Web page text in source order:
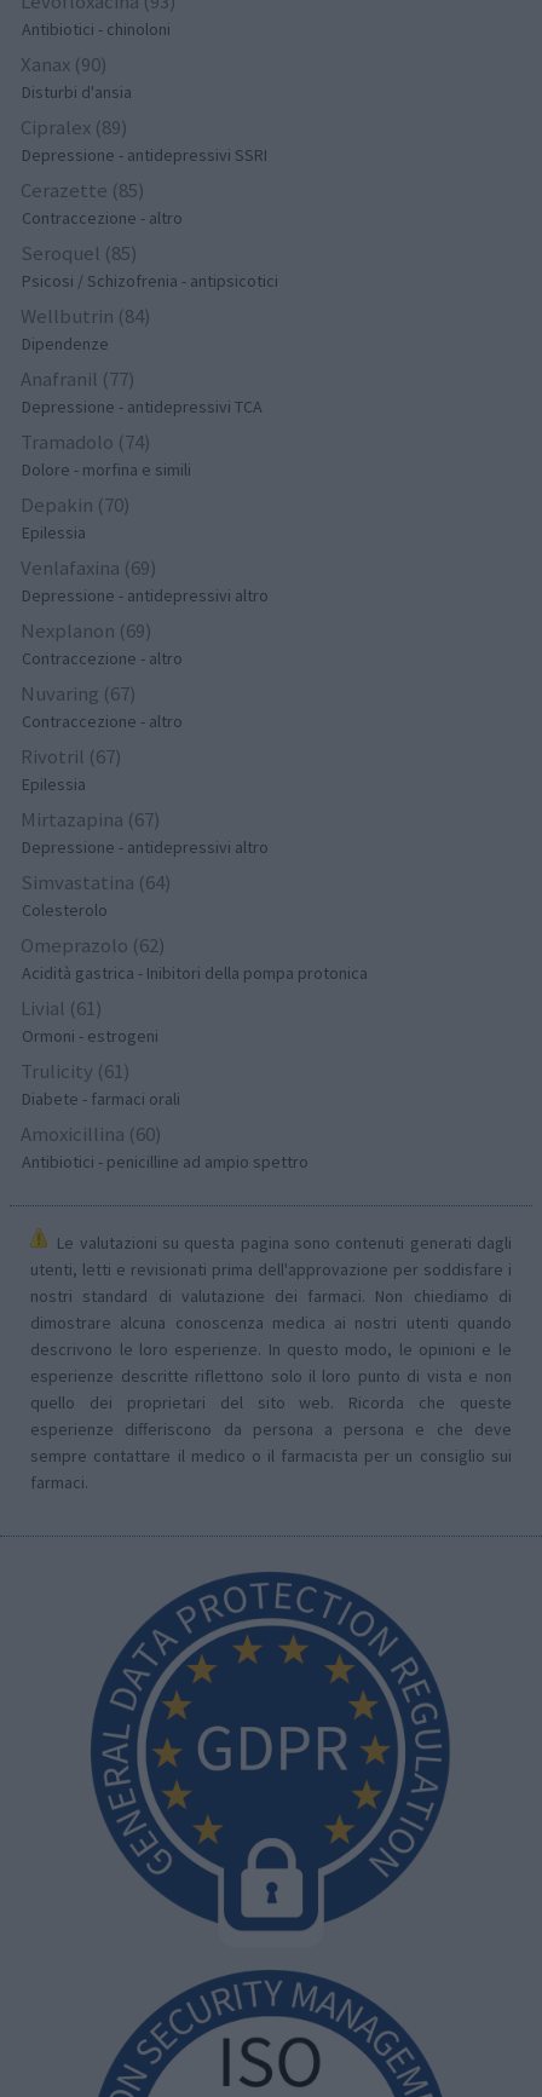
Antibiotici - chinoloni
Xanax (90)
Disturbi d'ansia
Cipralex (89)
Depressione - antidepressivi SSRI
Cerazette (85)
Contraccezione - altro
Seroquel (85)
Psicosi / Schizofrenia - antipsicotici
Wellbutrin (84)
Dipendenze
Anafranil (77)
Depressione - antidepressivi TCA
Tramadolo (74)
Dolore - morfina e simili
Depakin (70)
Epilessia
Venlafaxina (69)
Depressione - antidepressivi altro
Nexplanon (69)
Contraccezione - altro
Nuvaring (67)
Contraccezione - altro
Rivotril (67)
Epilessia
Mirtazapina (67)
Depressione - antidepressivi altro
Simvastatina (64)
Colesterolo
Omeprazolo (62)
Acidità gastrica - Inibitori della pompa protonica
Livial (61)
Ormoni - estrogeni
Trulicity (61)
Diabete - farmaci orali
Amoxicillina (60)
Antibiotici - penicilline ad ampio spettro
Le valutazioni su questa pagina sono contenuti generati dagli
utenti, letti e revisionati prima dell'approvazione per soddisfare i
nostri standard di valutazione dei farmaci. Non chiediamo di
dimostrare alcuna conoscenza medica ai nostri utenti quando
descrivono le loro esperienze. In questo modo, le opinioni e le
esperienze descritte riflettono solo il loro punto di vista e non
quello dei proprietari del sito web. Ricorda che queste
esperienze differiscono da persona a persona e che deve
sempre contattare il medico o il farmacista per un consiglio sui
farmaci.